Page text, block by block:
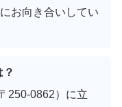
お向き合いしてい
250-0862）に立